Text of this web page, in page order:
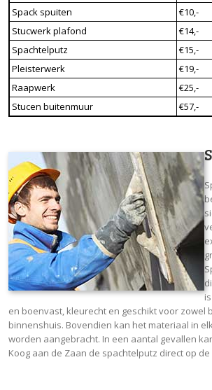
Spack spuiten
€10,-
Stucwerk plafond
€14,-
Spachtelputz
€15,-
Pleisterwerk
€19,-
Raapwerk
€25,-
Stucen buitenmuur
€57,-
en boenvast, kleurecht en geschikt voor zowel
binnenshuis. Bovendien kan het materiaal in
worden aangebracht. In een aantal gevallen
Koog aan de Zaan de spachtelputz direct op